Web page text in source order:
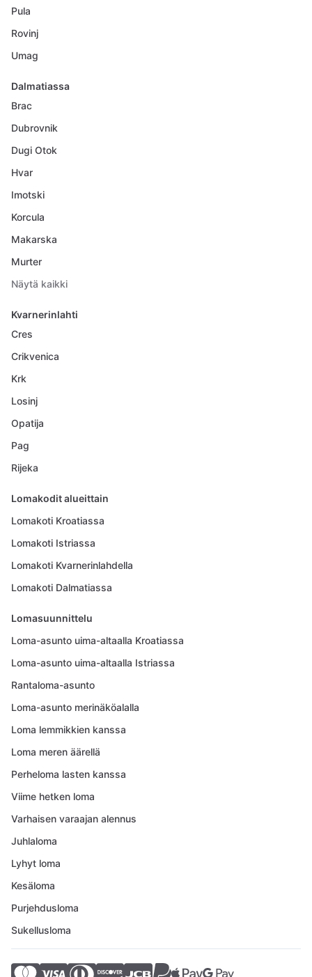
Pula
Rovinj
Umag
Dalmatiassa
Brac
Dubrovnik
Dugi Otok
Hvar
Imotski
Korcula
Makarska
Murter
Näytä kaikki
Kvarnerinlahti
Cres
Crikvenica
Krk
Losinj
Opatija
Pag
Rijeka
Lomakodit alueittain
Lomakoti Kroatiassa
Lomakoti Istriassa
Lomakoti Kvarnerinlahdella
Lomakoti Dalmatiassa
Lomasuunnittelu
Loma-asunto uima-altaalla Kroatiassa
Loma-asunto uima-altaalla Istriassa
Rantaloma-asunto
Loma-asunto merinäköalalla
Loma lemmikkien kanssa
Loma meren äärellä
Perheloma lasten kanssa
Viime hetken loma
Varhaisen varaajan alennus
Juhlaloma
Lyhyt loma
Kesäloma
Purjehdusloma
Sukellusloma